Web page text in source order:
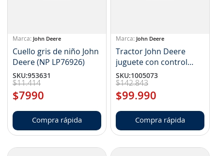
John Deere
Cuello gris de niño John
Deere (NP LP76926)
SKU:953631
$11.414
$7990
Compra rápida
John Deere
Tractor John Deere
juguete con control
remoto (NP LP83991)
SKU:1005073
$142.843
$99.990
Compra rápida